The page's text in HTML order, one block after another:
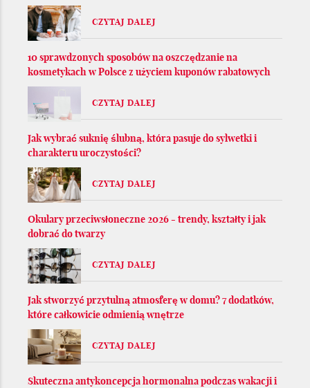
CZYTAJ DALEJ
10 sprawdzonych sposobów na oszczędzanie na
kosmetykach w Polsce z użyciem kuponów rabatowych
CZYTAJ DALEJ
Jak wybrać suknię ślubną, która pasuje do sylwetki i
charakteru uroczystości?
CZYTAJ DALEJ
Okulary przeciwsłoneczne 2026 - trendy, kształty i jak
dobrać do twarzy
CZYTAJ DALEJ
Jak stworzyć przytulną atmosferę w domu? 7 dodatków,
które całkowicie odmienią wnętrze
CZYTAJ DALEJ
Skuteczna antykoncepcja hormonalna podczas wakacji i